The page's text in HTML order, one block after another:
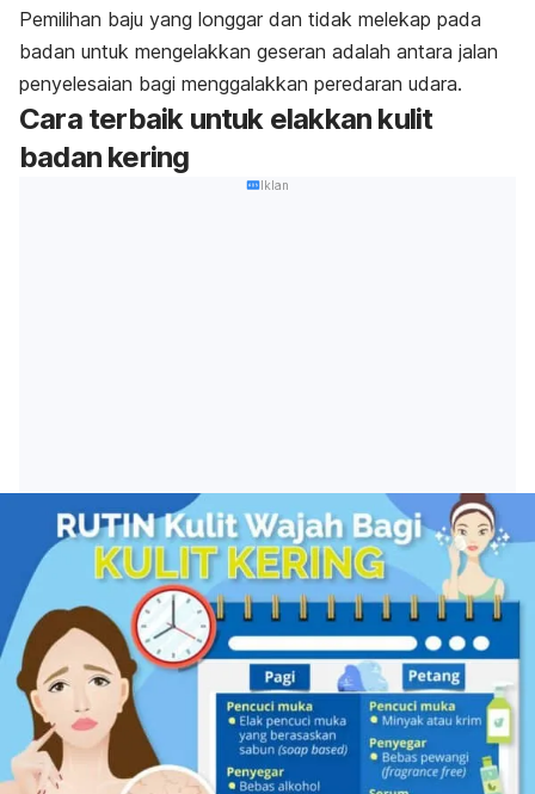
Pemilihan baju yang longgar dan tidak melekap pada
badan untuk mengelakkan geseran adalah antara jalan
penyelesaian bagi menggalakkan peredaran udara.
Cara terbaik untuk elakkan kulit
badan kering
Iklan